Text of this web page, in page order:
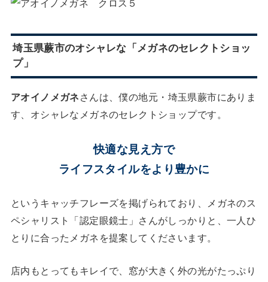
埼玉県蕨市のオシャレな「メガネのセレクトショッ
プ」
アオイノメガネ さんは、僕の地元・埼玉県蕨市にありま
す、オシャレなメガネのセレクトショップです。
快適な見え方で
ライフスタイルをより豊かに
というキャッチフレーズを掲げられており、メガネのス
ペシャリスト「認定眼鏡士」さんがしっかりと、一人ひ
とりに合ったメガネを提案してくださいます。
店内もとってもキレイで、窓が大きく外の光がたっぷり